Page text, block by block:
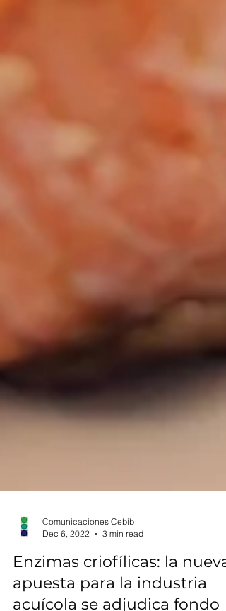
Dec 6, 2022
3 min read
Enzimas criofílicas: la nueva